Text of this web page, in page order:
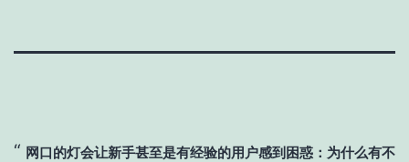
网口的灯会让新手甚至是有经验的用户感到困惑：为什么有不